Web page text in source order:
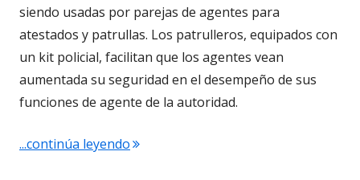
siendo usadas por parejas de agentes para
atestados y patrullas. Los patrulleros, equipados con
un kit policial, facilitan que los agentes vean
aumentada su seguridad en el desempeño de sus
funciones de agente de la autoridad.
...continúa leyendo"4.455. La viñeta de @elDescosido.